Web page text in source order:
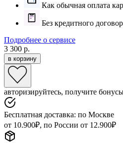
Как обычная оплата
Без кредитного
Подробнее о сервисе
3 300 р.
в корзину
авторизируйтесь, получите
Бесплатная доставка: по Москве
от 10.900₽, по России от 12.900₽